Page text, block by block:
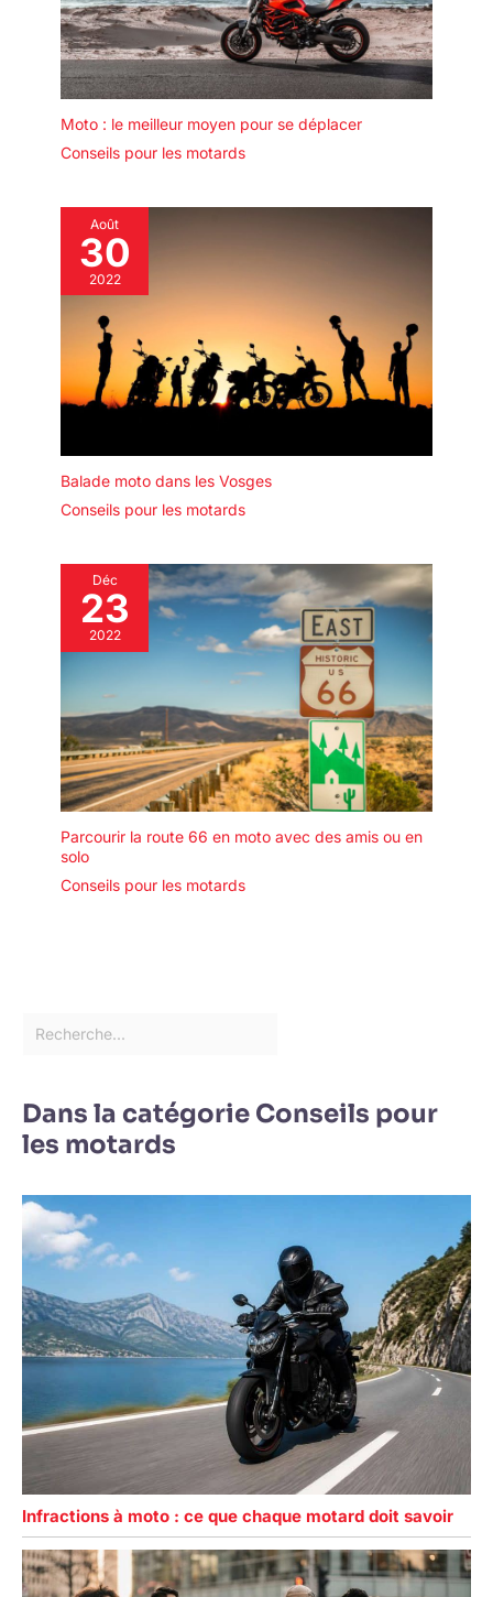
Moto : le meilleur moyen pour se déplacer
Conseils pour les motards
Août
30
2022
Balade moto dans les Vosges
Conseils pour les motards
Déc
23
2022
Parcourir la route 66 en moto avec des amis ou en
solo
Conseils pour les motards
Dans la catégorie Conseils pour
les motards
Infractions à moto : ce que chaque motard doit savoir